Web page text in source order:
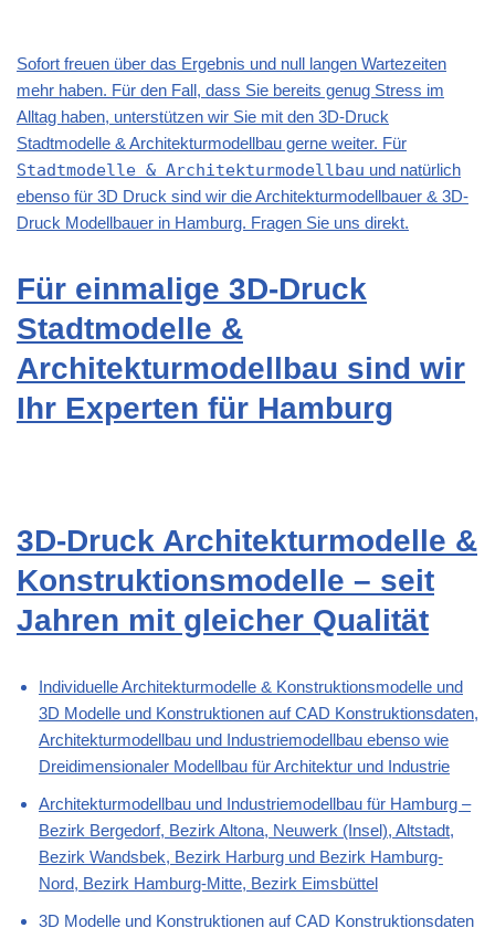
Sofort freuen über das Ergebnis und null langen Wartezeiten
mehr haben. Für den Fall, dass Sie bereits genug Stress im
Alltag haben, unterstützen wir Sie mit den 3D-Druck
Stadtmodelle & Architekturmodellbau gerne weiter. Für
Stadtmodelle & Architekturmodellbau und natürlich
ebenso für 3D Druck sind wir die Architekturmodellbauer & 3D-
Druck Modellbauer in Hamburg. Fragen Sie uns direkt.
Für einmalige 3D-Druck
Stadtmodelle &
Architekturmodellbau sind wir
Ihr Experten für Hamburg
3D-Druck Architekturmodelle &
Konstruktionsmodelle – seit
Jahren mit gleicher Qualität
Individuelle Architekturmodelle & Konstruktionsmodelle und
3D Modelle und Konstruktionen auf CAD Konstruktionsdaten,
Architekturmodellbau und Industriemodellbau ebenso wie
Dreidimensionaler Modellbau für Architektur und Industrie
Architekturmodellbau und Industriemodellbau für Hamburg –
Bezirk Bergedorf, Bezirk Altona, Neuwerk (Insel), Altstadt,
Bezirk Wandsbek, Bezirk Harburg und Bezirk Hamburg-
Nord, Bezirk Hamburg-Mitte, Bezirk Eimsbüttel
3D Modelle und Konstruktionen auf CAD Konstruktionsdaten